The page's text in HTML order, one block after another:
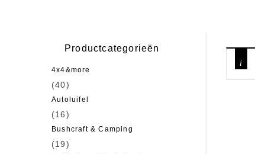
Productcategorieën
4x4&more
(40)
Autoluifel
(16)
Bushcraft & Camping
(19)